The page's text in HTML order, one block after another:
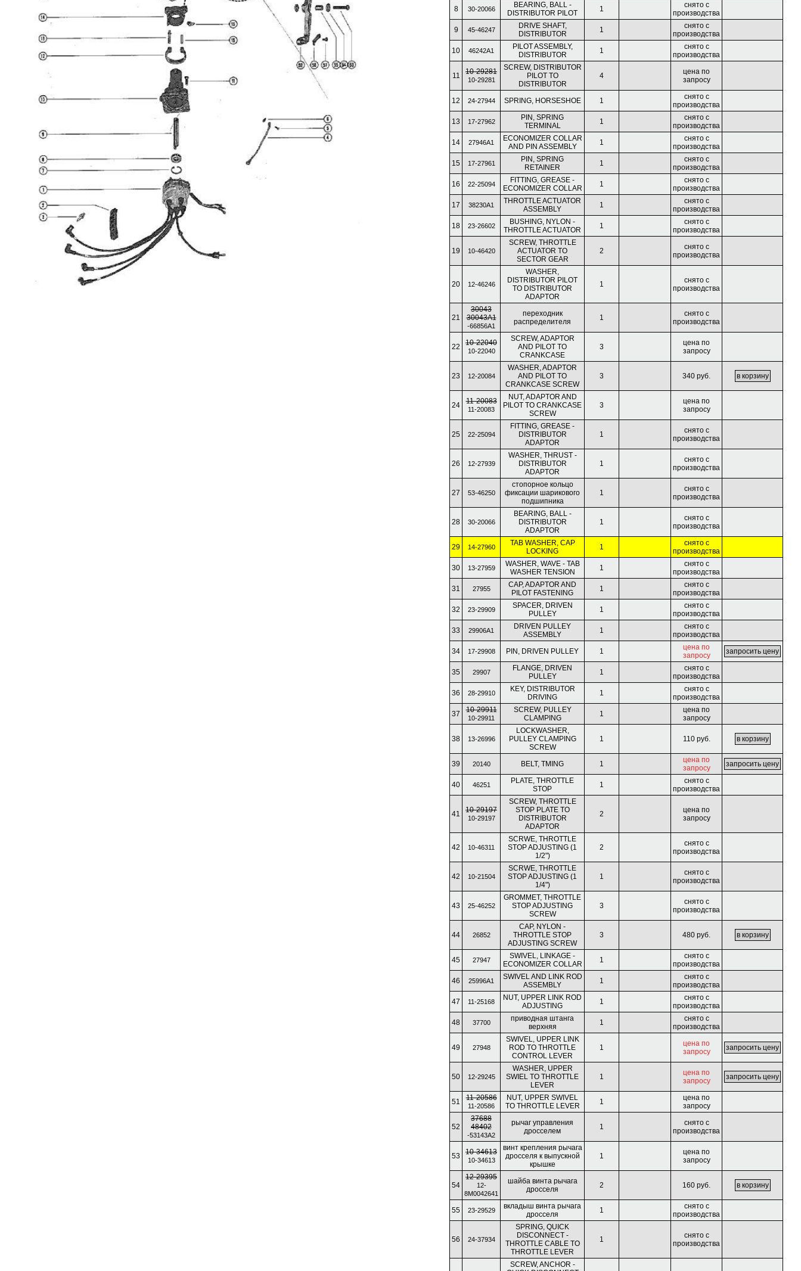
8 30-20066
BEARING, BALL -
DISTRIBUTOR PILOT
1
снято с
производства
9
45-46247
DRIVE SHAFT,
DISTRIBUTOR
1
снято с
производства
10
46242A1
PILOT ASSEMBLY,
DISTRIBUTOR
1
снято с
производства
11 10-29281
10-29281
SCREW, DISTRIBUTOR
PILOT TO
DISTRIBUTOR
4
цена по
запросу
12 24-27944 SPRING, HORSESHOE 1
снято с
производства
13
17-27962
PIN, SPRING
TERMINAL
1
снято с
производства
14
27946A1
ECONOMIZER COLLAR
AND PIN ASSEMBLY
1
снято с
производства
15
17-27961
PIN, SPRING
RETAINER
1
снято с
производства
16
22-25094
FITTING, GREASE -
ECONOMIZER COLLAR
1
снято с
производства
17
38230A1
THROTTLE ACTUATOR
ASSEMBLY
1
снято с
производства
18
23-26602
BUSHING, NYLON -
THROTTLE ACTUATOR
1
снято с
производства
19 10-46420
SCREW, THROTTLE
ACTUATOR TO
SECTOR GEAR
2
снято с
производства
20 12-46246
WASHER,
DISTRIBUTOR PILOT
TO DISTRIBUTOR
ADAPTOR
1
снято с
производства
21
30043
30043A1
-66856A1
переходник
распределителя
1
снято с
производства
22 10-22040
10-22040
SCREW, ADAPTOR
AND PILOT TO
CRANKCASE
3
цена по
запросу
23 12-20084
WASHER, ADAPTOR
AND PILOT TO
CRANKCASE SCREW
3 340 руб.
24 11-20083
11-20083
NUT, ADAPTOR AND
PILOT TO CRANKCASE
SCREW
3
цена по
запросу
25 22-25094
FITTING, GREASE -
DISTRIBUTOR
ADAPTOR
1
снято с
производства
26 12-27939
WASHER, THRUST -
DISTRIBUTOR
ADAPTOR
1
снято с
производства
27 53-46250
стопорное кольцо
фиксации шарикового
подшипника
1
снято с
производства
28 30-20066
BEARING, BALL -
DISTRIBUTOR
ADAPTOR
1
снято с
производства
29 14-27960
TAB WASHER, CAP
LOCKING
1
снято с
производства
30
13-27959
WASHER, WAVE - TAB
WASHER TENSION
1
снято с
производства
31
27955
CAP, ADAPTOR AND
PILOT FASTENING
1
снято с
производства
32
23-29909
SPACER, DRIVEN
PULLEY
1
снято с
производства
33
29906A1
DRIVEN PULLEY
ASSEMBLY
1
снято с
производства
34
17-29908 PIN, DRIVEN PULLEY 1
цена по
запросу
35
29907
FLANGE, DRIVEN
PULLEY
1
снято с
производства
36
28-29910
KEY, DISTRIBUTOR
DRIVING
1
снято с
производства
37
10-29911
10-29911
SCREW, PULLEY
CLAMPING
1
цена по
запросу
38 13-26996
LOCKWASHER,
PULLEY CLAMPING
SCREW
1 110 руб.
39 20140 BELT, TMING 1
цена по
запросу
40
46251
PLATE, THROTTLE
STOP
1
снято с
производства
41 10-29197
10-29197
SCREW, THROTTLE
STOP PLATE TO
DISTRIBUTOR
ADAPTOR
2
цена по
запросу
42 10-46311
SCRWE, THROTTLE
STOP ADJUSTING (1
1/2")
2
снято с
производства
42 10-21504
SCRWE, THROTTLE
STOP ADJUSTING (1
1/4")
1
снято с
производства
43 25-46252
GROMMET, THROTTLE
STOP ADJUSTING
SCREW
3
снято с
производства
44 26852
CAP, NYLON -
THROTTLE STOP
ADJUSTING SCREW
3 480 руб.
45 27947
SWIVEL, LINKAGE -
ECONOMIZER COLLAR
1
снято с
производства
46
25996A1
SWIVEL AND LINK ROD
ASSEMBLY
1
снято с
производства
47
11-25168
NUT, UPPER LINK ROD
ADJUSTING
1
снято с
производства
48
37700
приводная штанга
верхняя
1
снято с
производства
49 27948
SWIVEL, UPPER LINK
ROD TO THROTTLE
CONTROL LEVER
1
цена по
запросу
50 12-29245
WASHER, UPPER
SWIEL TO THROTTLE
LEVER
1
цена по
запросу
51 11-20586
11-20586
NUT, UPPER SWIVEL
TO THROTTLE LEVER
1
цена по
запросу
52
37688
48402
-53143A2
рычаг управления
дросселем
1
снято с
производства
53 10-34613
10-34613
винт крепления рычага
дросселя к выпускной
крышке
1
цена по
запросу
54
12-29395
12-
8M0042641
шайба винта рычага
дросселя
2 160 руб.
55 23-29529
вкладыш винта рычага
дросселя
1
снято с
производства
56 24-37934
SPRING, QUICK
DISCONNECT -
THROTTLE CABLE TO
THROTTLE LEVER
1
снято с
производства
SCREW, ANCHOR -